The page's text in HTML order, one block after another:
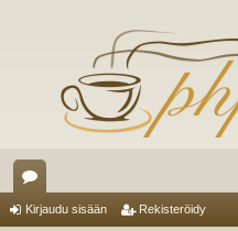
es
Kirjaudu sisään Rekisteröidy